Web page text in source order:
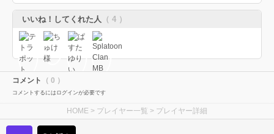
いいね！してくれた人 （ 4 ）
コメント （ 0 ）
コメントするにはログインが必要です
HOME > プレイヤー一覧 > プレイヤー詳細